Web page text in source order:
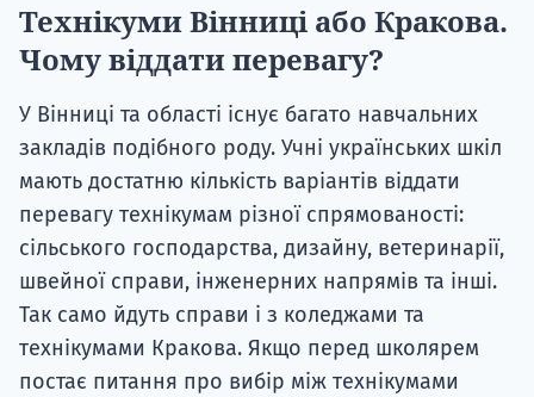
Технікуми Вінниці або Кракова.
Чому віддати перевагу?
У Вінниці та області існує багато навчальних
закладів подібного роду. Учні українських шкіл
мають достатню кількість варіантів віддати
перевагу технікумам різної спрямованості:
сільського господарства, дизайну, ветеринарії,
швейної справи, інженерних напрямів та інші.
Так само йдуть справи і з коледжами та
технікумами Кракова. Якщо перед школярем
постає питання про вибір між технікумами